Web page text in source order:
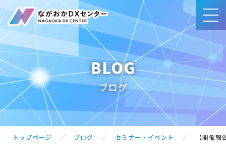
事業内容
賛同団体・サポート企業一覧
ブログ
BLOG
ブログ
トップページ ブログ セミナー・イベント 【開催